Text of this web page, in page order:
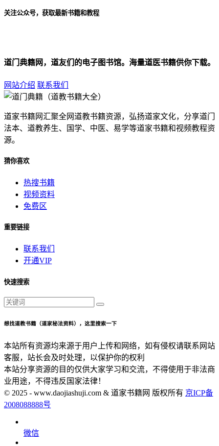
关注公众号，获取最新书籍和教程
道门典籍网，道友们的电子图书馆。海量道医书籍供你下载。
网站介绍 联系我们
道家书籍网汇聚全网道教书籍资源，弘扬道家文化，分享道门
法本、道教养生、国学、中医、易学等道家书籍和视频教程资
源。
猜你喜欢
热搜书籍
视频资料
免费区
重要链接
联系我们
开通VIP
快速搜索
想找道教书籍（道家秘法资料），这里搜索一下
本站所有资源均来源于用户上传和网络，如有侵权请联系网站
客服，站长会及时处理，以保护你的权利
本站分享资源的目的仅供大家学习和交流，不得使用于非法商
业用途，不得违反国家法律！
© 2025 - www.daojiashuji.com & 道家书籍网 版权所有 京ICP备
2008088888号
微信